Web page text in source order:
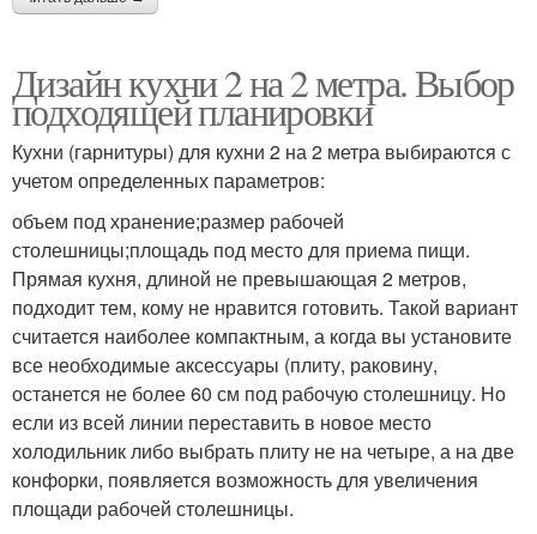
Дизайн кухни 2 на 2 метра. Выбор
подходящей планировки
Кухни (гарнитуры) для кухни 2 на 2 метра выбираются с
учетом определенных параметров:
объем под хранение;размер рабочей
столешницы;площадь под место для приема пищи.
Прямая кухня, длиной не превышающая 2 метров,
подходит тем, кому не нравится готовить. Такой вариант
считается наиболее компактным, а когда вы установите
все необходимые аксессуары (плиту, раковину,
останется не более 60 см под рабочую столешницу. Но
если из всей линии переставить в новое место
холодильник либо выбрать плиту не на четыре, а на две
конфорки, появляется возможность для увеличения
площади рабочей столешницы.